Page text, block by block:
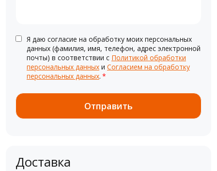
Я даю согласие на обработку моих персональных
данных (фамилия, имя, телефон, адрес электронной
почты) в соответствии с Политикой обработки
персональных данных и Согласием на обработку
персональных данных. *
Доставка